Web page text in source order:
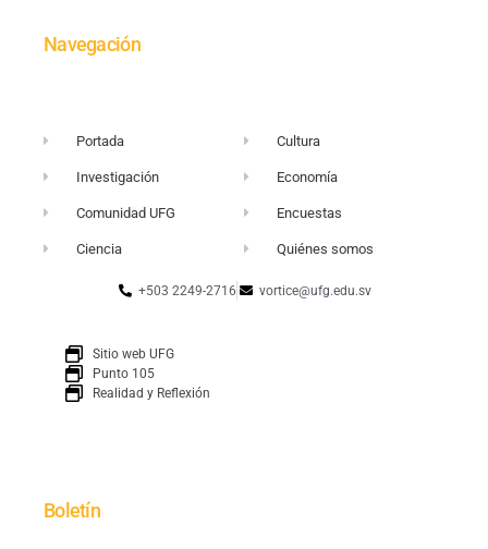
Navegación
Portada
Investigación
Comunidad UFG
Ciencia
Cultura
Economía
Encuestas
Quiénes somos
+503 2249-2716 vortice@ufg.edu.sv
Sitio web UFG
Punto 105
Realidad y Reflexión
Boletín